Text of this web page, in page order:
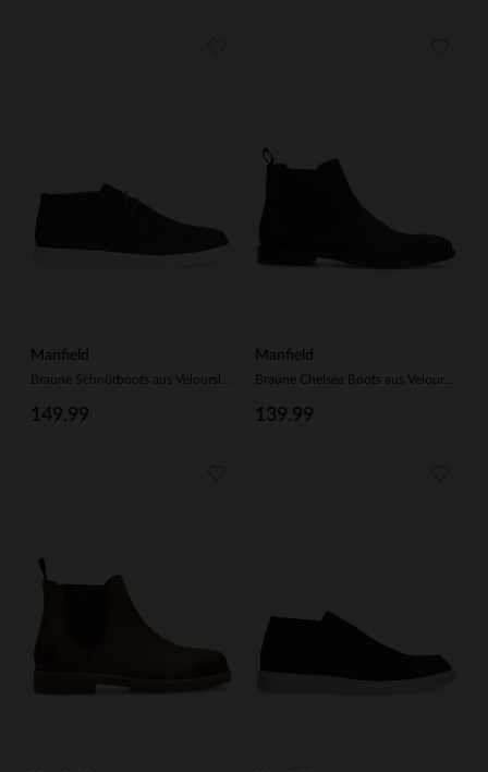
Manfield
149.99
Manfield
Braune Chelsea Boots aus Veloursleder
139.99